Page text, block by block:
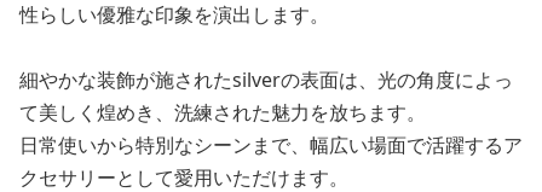
性らしい優雅な印象を演出します。
細やかな装飾が施されたsilverの表面は、光の角度によっ
て美しく煌めき、洗練された魅力を放ちます。
日常使いから特別なシーンまで、幅広い場面で活躍するア
クセサリーとして愛用いただけます。